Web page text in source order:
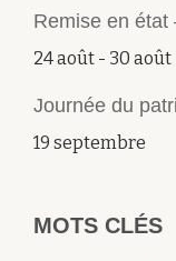
Remise en état
24 août - 30 août
Journée du
19 septembre
MOTS CLÉS